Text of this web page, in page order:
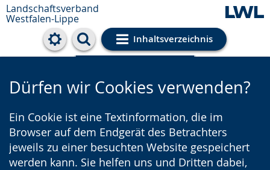
Landschaftsverband
Westfalen-Lippe
Inhaltsverzeichnis
Cookie-Einstellungen
Dürfen wir Cookies verwenden?
Ein Cookie ist eine Textinformation, die im
Browser auf dem Endgerät des Betrachters
jeweils zu einer besuchten Website gespeichert
werden kann. Sie helfen uns und Dritten dabei,